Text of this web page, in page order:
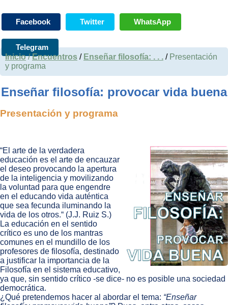
Facebook Twitter WhatsApp
Telegram
Inicio/Encuentros / Enseñar filosofía: . . . / Presentación
y programa
Enseñar filosofía: provocar vida buena
Presentación y programa
“El arte de la verdadera
educación es el arte de encauzar
el deseo provocando la apertura
de la inteligencia y movilizando
la voluntad para que engendre
en el educando vida auténtica
que sea fecunda iluminando la
vida de los otros.“ (J.J. Ruiz S.)
La educación en el sentido
crítico es uno de los mantras
comunes en el mundillo de los
profesores de filosofía, destinado
a justificar la importancia de la
Filosofía en el sistema educativo,
ya que, sin sentido crítico -se dice- no es posible una sociedad
democrática.
¿Qué pretendemos hacer al abordar el tema: “Enseñar